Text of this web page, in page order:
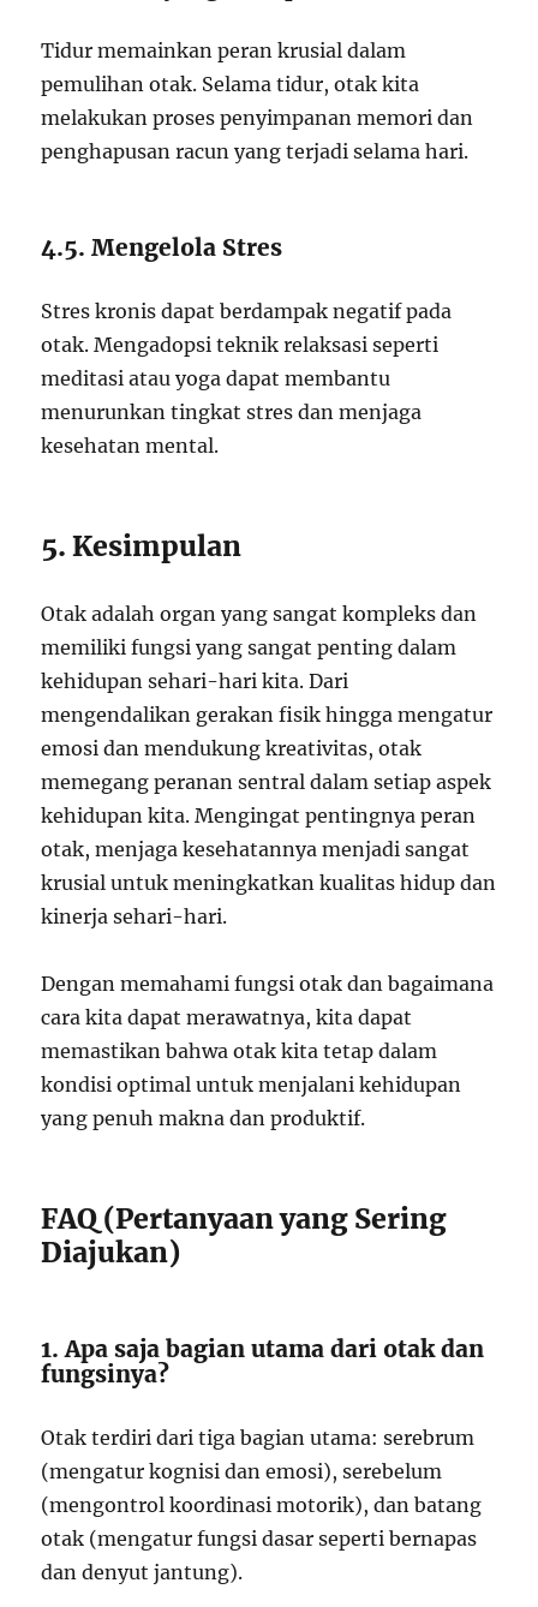
Tidur memainkan peran krusial dalam
pemulihan otak. Selama tidur, otak kita
melakukan proses penyimpanan memori dan
penghapusan racun yang terjadi selama hari.
4.5. Mengelola Stres
Stres kronis dapat berdampak negatif pada
otak. Mengadopsi teknik relaksasi seperti
meditasi atau yoga dapat membantu
menurunkan tingkat stres dan menjaga
kesehatan mental.
5. Kesimpulan
Otak adalah organ yang sangat kompleks dan
memiliki fungsi yang sangat penting dalam
kehidupan sehari-hari kita. Dari
mengendalikan gerakan fisik hingga mengatur
emosi dan mendukung kreativitas, otak
memegang peranan sentral dalam setiap aspek
kehidupan kita. Mengingat pentingnya peran
otak, menjaga kesehatannya menjadi sangat
krusial untuk meningkatkan kualitas hidup dan
kinerja sehari-hari.
Dengan memahami fungsi otak dan bagaimana
cara kita dapat merawatnya, kita dapat
memastikan bahwa otak kita tetap dalam
kondisi optimal untuk menjalani kehidupan
yang penuh makna dan produktif.
FAQ (Pertanyaan yang Sering
Diajukan)
1. Apa saja bagian utama dari otak dan
fungsinya?
Otak terdiri dari tiga bagian utama: serebrum
(mengatur kognisi dan emosi), serebelum
(mengontrol koordinasi motorik), dan batang
otak (mengatur fungsi dasar seperti bernapas
dan denyut jantung).